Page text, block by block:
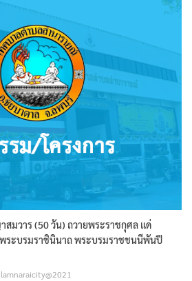
มวาร (50 วัน) ถวายพระราชกุศล แด่
พระบรมราชินินาถ พระบรมราชชนนีพันปี
lamnaraicity@2021